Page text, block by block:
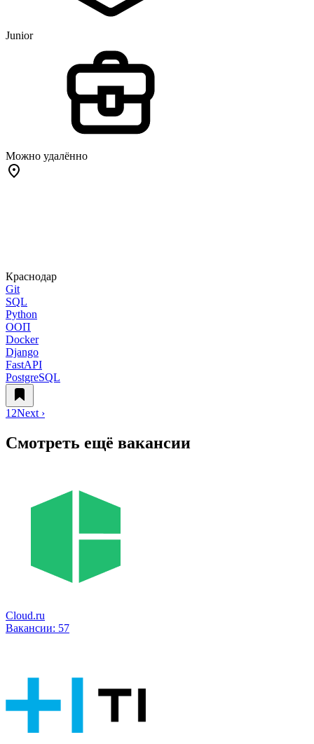
Junior
Можно удалённо
Краснодар
Git
SQL
Python
ООП
Docker
Django
FastAPI
PostgreSQL
1 2Next ›
Смотреть ещё вакансии
Cloud.ru
Вакансии: 57